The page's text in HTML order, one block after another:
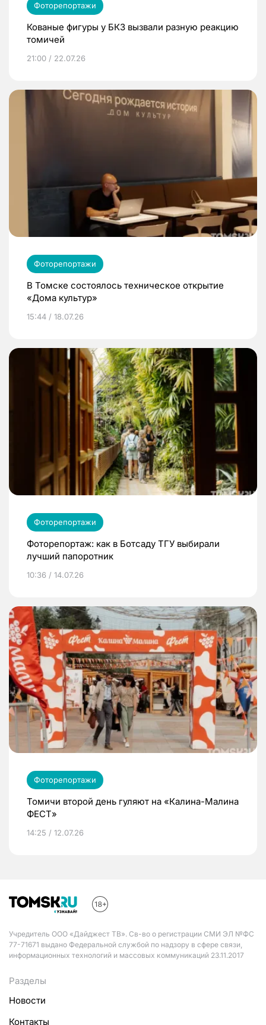
Фоторепортажи
Кованые фигуры у БКЗ вызвали разную реакцию
томичей
21:00 / 22.07.26
Фоторепортажи
В Томске состоялось техническое открытие
«Дома культур»
15:44 / 18.07.26
Фоторепортажи
Фоторепортаж: как в Ботсаду ТГУ выбирали
лучший папоротник
10:36 / 14.07.26
Фоторепортажи
Томичи второй день гуляют на «Калина-Малина
ФЕСТ»
14:25 / 12.07.26
Учредитель ООО «Дайджест ТВ». Св-во о регистрации СМИ ЭЛ №ФС
77-71671 выдано Федеральной службой по надзору в сфере связи,
информационных технологий и массовых коммуникаций 23.11.2017
Разделы
Новости
Контакты